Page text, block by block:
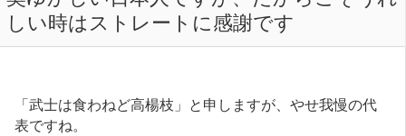
しい時はストレートに感謝です
「武士は食わねど高楊枝」と申しますが、やせ我慢の代
表ですね。